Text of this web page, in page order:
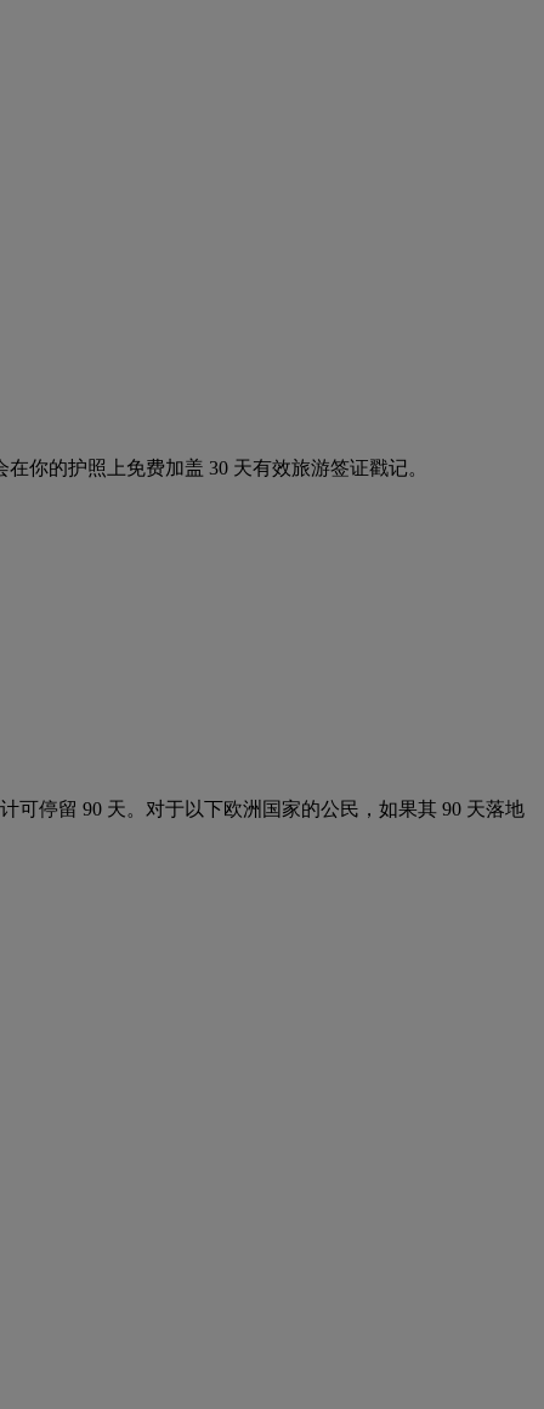
你的护照上免费加盖 30 天有效旅游签证戳记。
可停留 90 天。对于以下欧洲国家的公民，如果其 90 天落地